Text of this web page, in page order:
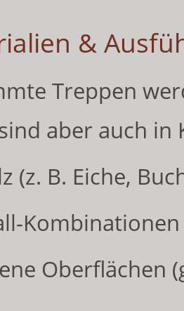
&
Treppen
aber auch
(z. B. Eiche,
Kombinationen
Oberflächen